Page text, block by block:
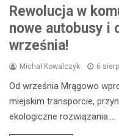
Rewolucja w
nowe autobusy i
września!
Michał Kowalczyk 6
Od września Mrągowo
miejskim transporcie,
ekologiczne rozwiązania.…